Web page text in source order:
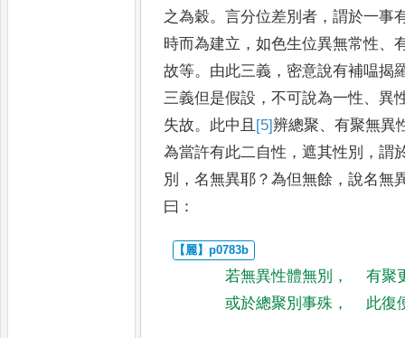
之為穀。言分位差別者 ，謂於一事
時而為建立 ，如色生位異無常性、
故等。 由此三義 ， 密意說有補嗢揭
三義但是假設 ，不可說為一性、異
失故。 此中且 [5]辨總聚、有聚無異
為當許有此二自性 ，遮其性別 ，謂
別 ，名無異耶 ？為但無餘 ，說名無
曰 ：
若無異性體無別 ，
有聚
或於總聚別事殊 ， 此復